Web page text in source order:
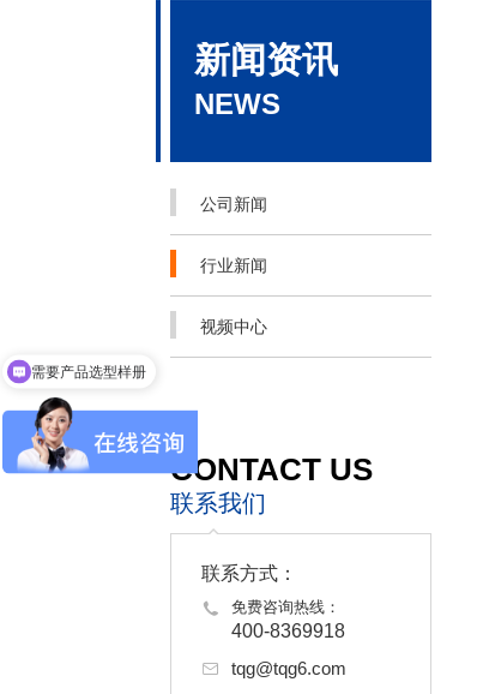
新闻资讯
NEWS
公司新闻
行业新闻
视频中心
CONTACT US
联系我们
联系方式：
免费咨询热线：
400-8369918
tqg@tqg6.com
需要产品选型样册